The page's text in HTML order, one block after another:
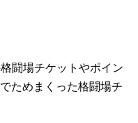
闘場チケットやポイン
ためまくった格闘場チ